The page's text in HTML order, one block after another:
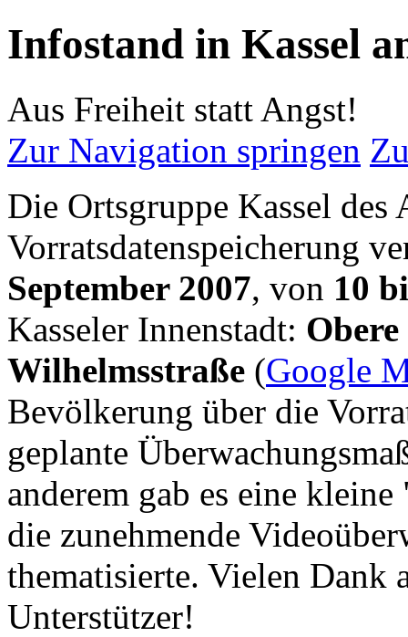
Infostand in Kassel
Aus Freiheit statt Angst!
Zur Navigation springen
Die Ortsgruppe Kassel des
Vorratsdatenspeicherung
September 2007, von 10
Kasseler Innenstadt:
Wilhelmsstraße (Google
Bevölkerung über die
geplante
anderem gab es eine
die zunehmende
thematisierte. Vielen
Unterstützer!